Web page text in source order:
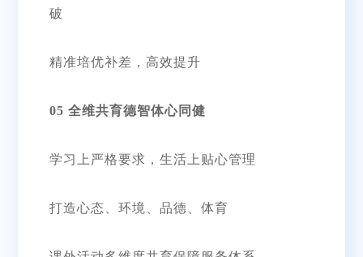
破
精准培优补差，高效提升
05 全维共育德智体心同健
学习上严格要求，生活上贴心管理
打造心态、环境、品德、体育